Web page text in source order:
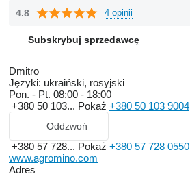
4.8 4 opinii
Subskrybuj sprzedawcę
Dmitro
Języki: ukraiński, rosyjski
Pon. - Pt. 08:00 - 18:00
+380 50 103... Pokaż +380 50 103 9004
Oddzwoń
+380 57 728... Pokaż +380 57 728 0550
www.agromino.com
Adres